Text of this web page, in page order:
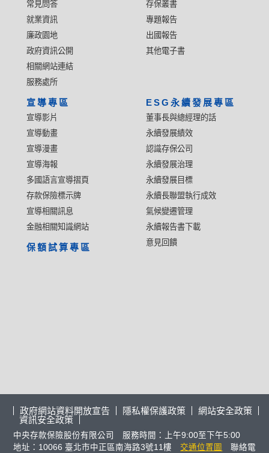
常見問答
就業資訊
廉政園地
政府資訊公開
相關網站連結
服務處所
存保叢書
專題報告
出國報告
其他電子書
宣導專區
宣導影片
宣導動畫
宣導漫畫
宣導海報
多國語言宣導摺頁
存款保險標示牌
宣導相關訊息
金融相關知識網站
ESG永續發展專區
董事長與總經理的話
永續發展績效
認識存保公司
永續發展治理
永續發展目標
永續長聯盟執行成效
氣候變遷管理
永續報告書下載
意見回饋
保額試算專區
政府網站資料開放宣告 隱私權保護政策
網站安全政策
資訊安全政策
中央存款保險股份有限公司 服務時間：上午9:00至下午5:00
地址：10066 臺北市中正區南海路3號11樓
交通位置圖 聯絡電